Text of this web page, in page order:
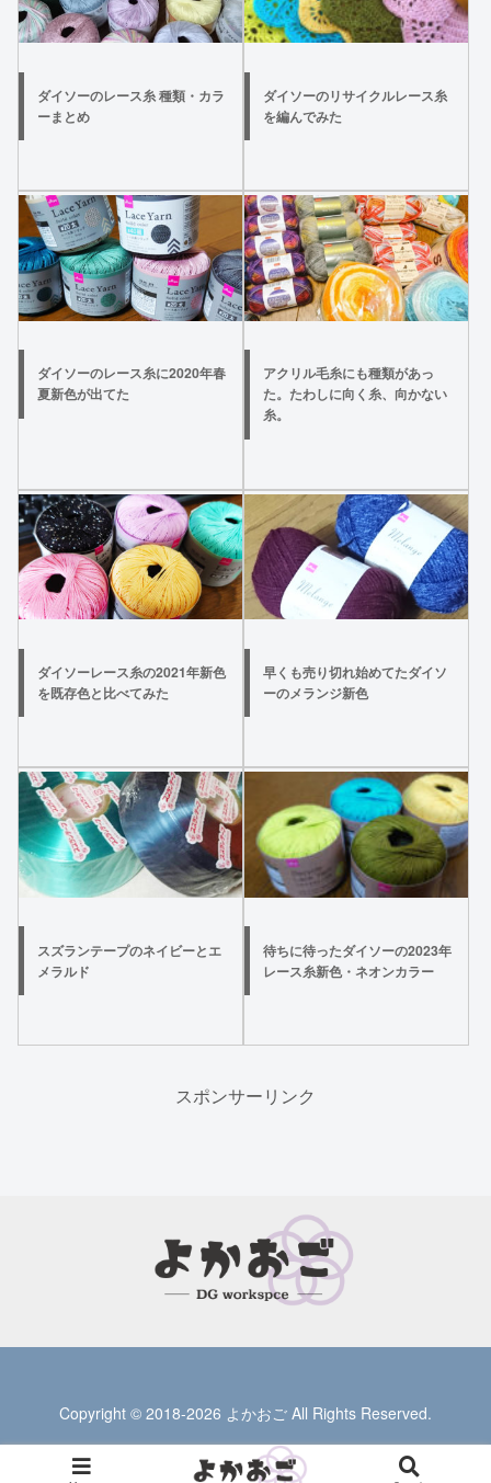
ダイソーのレース糸 種類・カラ
ーまとめ
ダイソーのリサイクルレース糸
を編んでみた
ダイソーのレース糸に2020年春
夏新色が出てた
アクリル毛糸にも種類があっ
た。たわしに向く糸、向かない
糸。
ダイソーレース糸の2021年新色
を既存色と比べてみた
早くも売り切れ始めてたダイソ
ーのメランジ新色
スズランテープのネイビーとエ
メラルド
待ちに待ったダイソーの2023年
レース糸新色・ネオンカラー
スポンサーリンク
Copyright © 2018-2026 よかおご All Rights Reserved.